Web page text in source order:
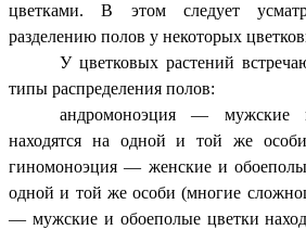
цветками. В этом следует
разделению полов у некоторых
У цветковых растений
типы распределения полов:
андромоноэция — мужские
находятся на одной и той же
гиномоноэция — женские и
одной и той же особи (многие
— мужские и обоеполые цветки